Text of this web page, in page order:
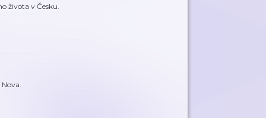
života v Česku.